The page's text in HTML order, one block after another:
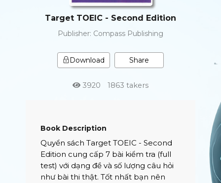
Target TOEIC - Second Edition
Publisher: Compass Publishing
Download Share
3920 1863 takers
Book Description
Quyển sách Target TOEIC - Second
Edition cung cấp 7 bài kiểm tra (full
test) với dạng đề và số lượng câu hỏi
như bài thi thật. Tốt nhất bạn nên